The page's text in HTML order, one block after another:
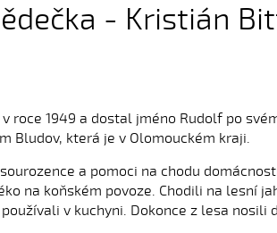
- Kristián
roce 1949 a dostal jméno Rudolf po
Bludov, která je v Olomouckém kraji.
a pomoci na chodu
na koňském povoze. Chodili na lesní
v kuchyni. Dokonce z lesa nosili